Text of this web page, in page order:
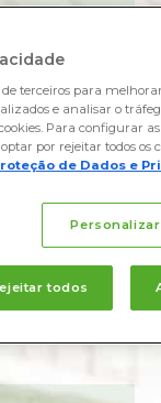
terceiros para
e analisar o
Para configurar
por rejeitar todos os
de Dados e
Personalizar
todos